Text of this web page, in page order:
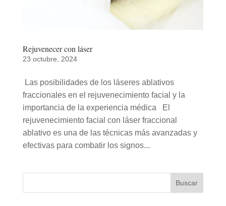
Rejuvenecer con láser
23 octubre, 2024
Las posibilidades de los láseres ablativos
fraccionales en el rejuvenecimiento facial y la
importancia de la experiencia médica El
rejuvenecimiento facial con láser fraccional
ablativo es una de las técnicas más avanzadas y
efectivas para combatir los signos...